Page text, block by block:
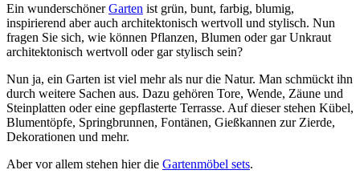
Ein wunderschönerGarten ist grün, bunt, farbig, blumig,
inspirierend aber auch architektonisch wertvoll und stylisch. Nun
fragen Sie sich, wie können Pflanzen, Blumen oder gar Unkraut
architektonisch wertvoll oder gar stylisch sein?
Nun ja, ein Garten ist viel mehr als nur die Natur. Man schmückt ihn
durch weitere Sachen aus. Dazu gehören Tore, Wende, Zäune und
Steinplatten oder eine gepflasterte Terrasse. Auf dieser stehen Kübel,
Blumentöpfe, Springbrunnen, Fontänen, Gießkannen zur Zierde,
Dekorationen und mehr.
Aber vor allem stehen hier die Gartenmöbel sets.